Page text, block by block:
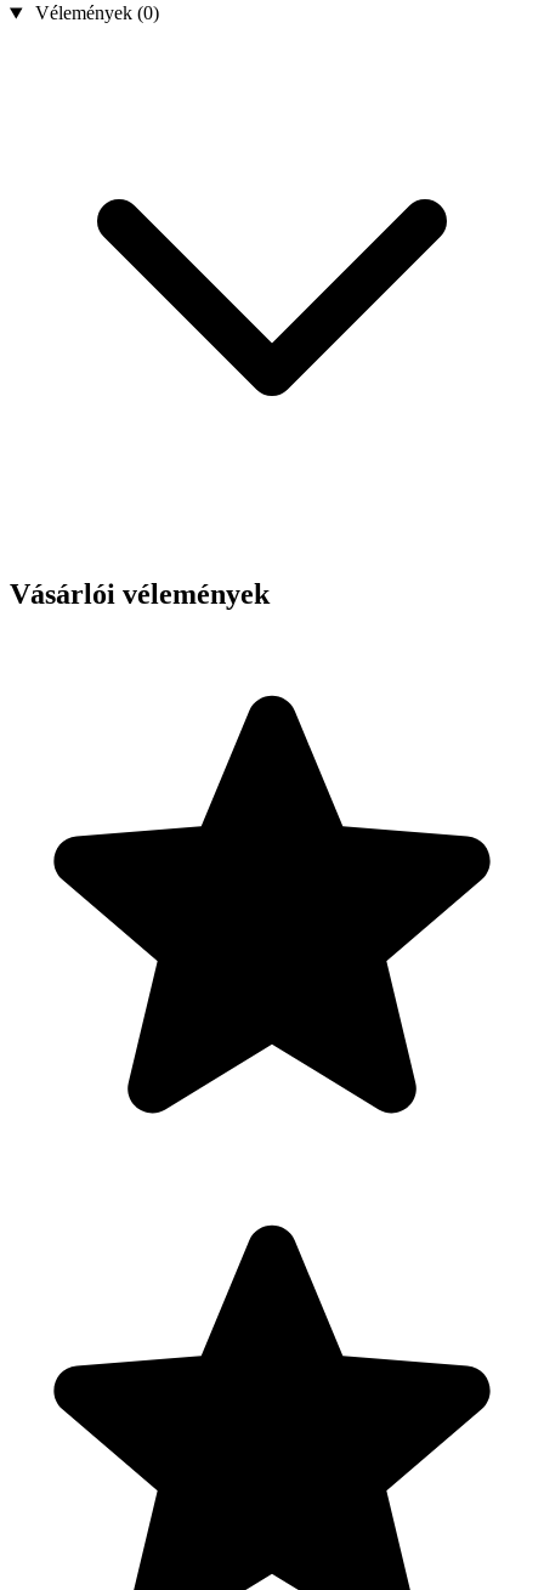
Vélemények (0)
Vásárlói vélemények